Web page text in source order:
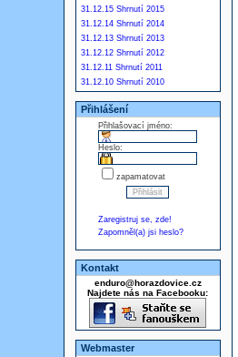
31.12.15 Shrnutí 2015
31.12.14 Shrnutí 2014
31.12.13 Shrnutí 2013
31.12.12 Shrnutí 2012
31.12.11 Shrnutí 2011
31.12.10 Shrnutí 2010
Přihlášení
Přihlašovací jméno:
Heslo:
zapamatovat
Zaregistruj se, zde!
Zapomněl(a) jsi heslo?
Kontakt
enduro@horazdovice.cz
Najdete nás na Facebooku:
Webmaster